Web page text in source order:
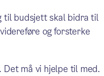
til budsjett skal bidra til
og forsterke
Det må vi hjelpe til med.